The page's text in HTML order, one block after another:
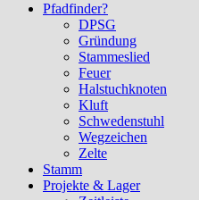
Pfadfinder?
DPSG
Gründung
Stammeslied
Feuer
Halstuchknoten
Kluft
Schwedenstuhl
Wegzeichen
Zelte
Stamm
Projekte & Lager